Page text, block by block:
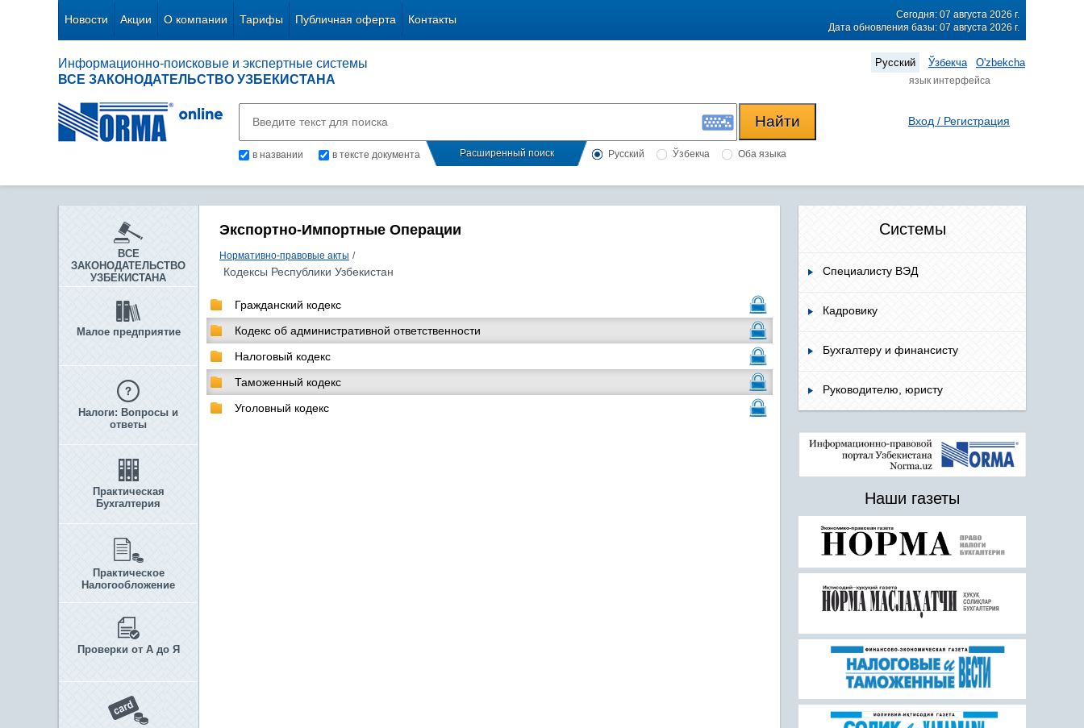
Новости Акции О компании Тарифы Публичная оферта Контакты
Сегодня: 07 августа 2026 г.
Дата обновления базы: 07 августа 2026 г.
Информационно-поисковые и экспертные системы
ВСЕ ЗАКОНОДАТЕЛЬСТВО УЗБЕКИСТАНА
Русский Ўзбекча O'zbekcha
язык интерфейса
в названии в тексте документа Расширенный поиск Русский Ўзбекча Оба языка
Вход / Регистрация
ВСЕ
ЗАКОНОДАТЕЛЬСТВО
УЗБЕКИСТАНА
Малое предприятие
Налоги: Вопросы и
ответы
Практическая
Бухгалтерия
Практическое
Налогообложение
Проверки от А до Я
Экспортно-Импортные Операции
Нормативно-правовые акты /
Кодексы Республики Узбекистан
Гражданский кодекс
Кодекс об административной ответственности
Налоговый кодекс
Таможенный кодекс
Уголовный кодекс
Системы
Специалисту ВЭД
Кадровику
Бухгалтеру и финансисту
Руководителю, юристу
Наши газеты